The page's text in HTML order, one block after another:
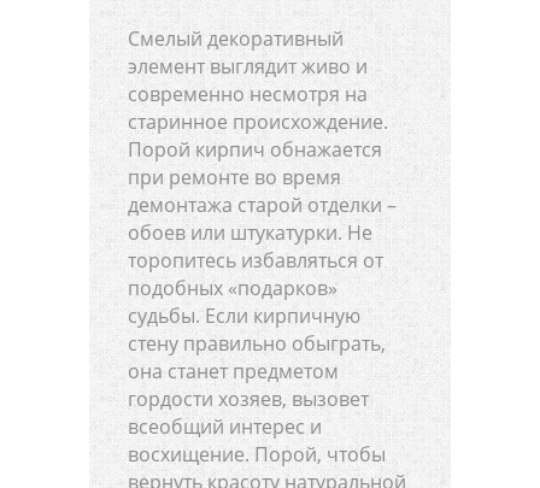
Смелый декоративный
элемент выглядит живо и
современно несмотря на
старинное происхождение.
Порой кирпич обнажается
при ремонте во время
демонтажа старой отделки –
обоев или штукатурки. Не
торопитесь избавляться от
подобных «подарков»
судьбы. Если кирпичную
стену правильно обыграть,
она станет предметом
гордости хозяев, вызовет
всеобщий интерес и
восхищение. Порой, чтобы
вернуть красоту натуральной